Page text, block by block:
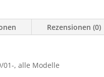
Rezensionen (0)
01-, alle Modelle